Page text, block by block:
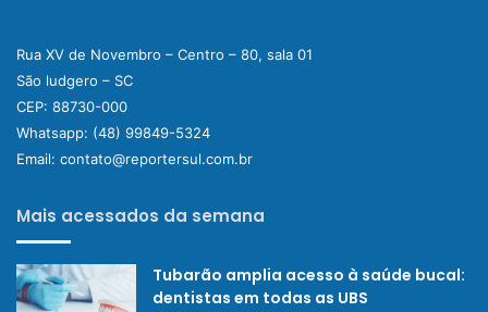
Rua XV de Novembro – Centro – 80, sala 01
São ludgero – SC
CEP: 88730-000
Whatsapp: (48) 99849-5324
Email: contato@reportersul.com.br
Mais acessados da semana
Tubarão amplia acesso à saúde bucal:
dentistas em todas as UBS